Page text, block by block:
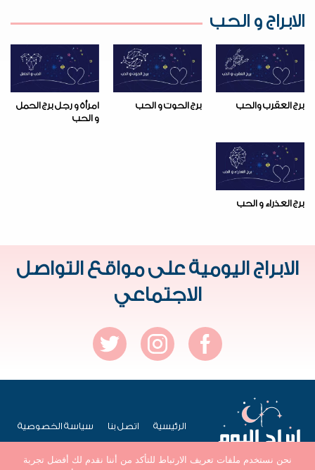
الابراج و الحب
برج العقرب والحب برج الحوت و الحب
امرأة و رجل برج الحمل
و الحب
برج العذراء و الحب
الابراج اليومية على مواقع التواصل
الاجتماعي
الرئيسية اتصل بنا سياسة الخصوصية
نحن نستخدم ملفات تعريف الارتباط للتأكد من أننا نقدم لك أفضل تجربة